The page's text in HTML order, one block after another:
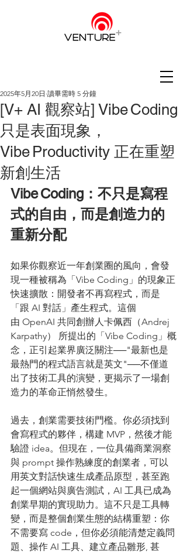
[V+ AI 觀察站] Vibe Coding
只是表面現象，
Vibe Productivity 正在重塑
新創生活
2025年5月20日 讀畢需時 5 分鐘
Vibe Coding：不只是寫程
式的自由，而是創造力的
重新分配
如果你觀察近一年創業圈的風向，會發
現一種被稱為「Vibe Coding」的現象正
快速擴散：開發者不再寫程式，而是
「跟 AI 對話」產生程式。這個
由 OpenAI 共同創辦人卡佩西（Andrej
Karpathy） 所提出的「Vibe Coding」概
念，正引起業界廣泛關注──"最新也是
最熱門的程式語言就是英文"──不僅道
出了技術工具的演變，更揭示了一場創
造力的革命正悄然發生。
過去，創業需要技術門檻。你必須找到
會寫程式的夥伴，構建 MVP，然後才能
驗證 idea。但現在，一位具備商業洞察
與 prompt 操作熟練度的創業者，可以
用英文對話快速生成產品原型，甚至跑
起一個網站與廣告測試，AI 工具已成為
創業早期的實現助力。這不只是工具轉
變，而是整個創業生態的結構重塑：你
不需要寫 code，但你必須能清楚定義問
題、操作 AI 工具、建立產品雛形, 甚